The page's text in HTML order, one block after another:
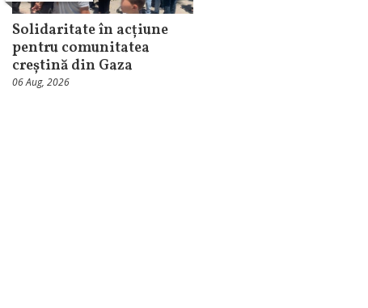
Solidaritate în acțiune
pentru comunitatea
creștină din Gaza
06 Aug, 2026